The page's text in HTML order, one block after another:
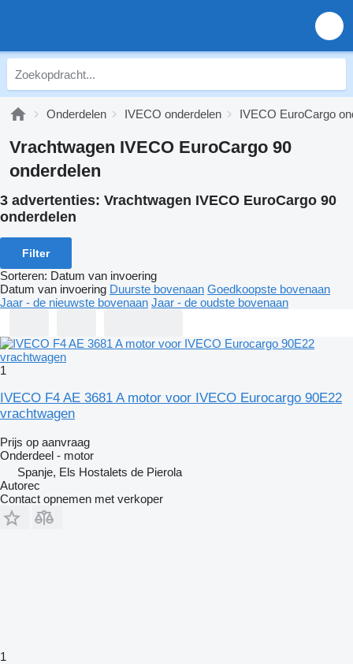
Onderdelen IVECO onderdelen IVECO EuroCargo
Vrachtwagen IVECO EuroCargo 90
onderdelen
3 advertenties: Vrachtwagen IVECO EuroCargo 90
onderdelen
Filter
Sorteren: Datum van invoering
Datum van invoering Duurste bovenaan Goedkoopste bovenaan
Jaar - de nieuwste bovenaan Jaar - de oudste bovenaan
1
IVECO F4 AE 3681 A motor voor IVECO Eurocargo 90E22
vrachtwagen
Prijs op aanvraag
Onderdeel - motor
Spanje, Els Hostalets de Pierola
Autorec
Contact opnemen met verkoper
1